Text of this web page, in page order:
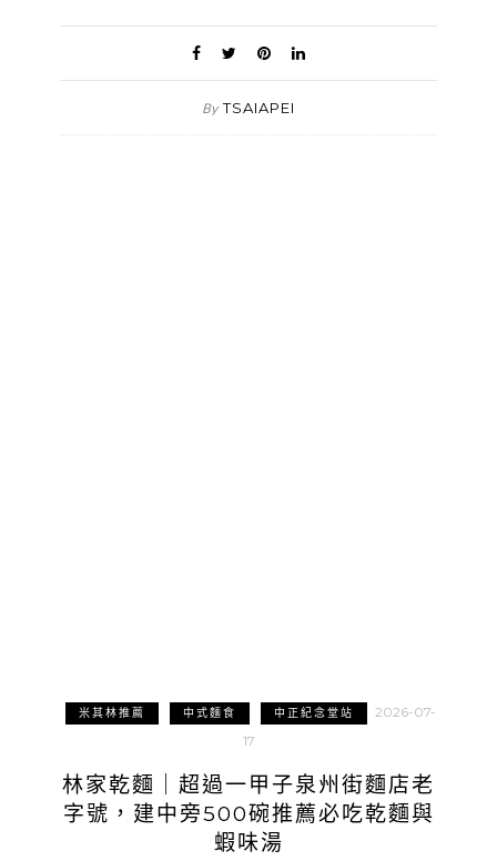
By TSAIAPEI
米其林推薦 中式麵食 中正紀念堂站
2026-07-
17
林家乾麵｜超過一甲子泉州街麵店老
字號，建中旁500碗推薦必吃乾麵與
蝦味湯